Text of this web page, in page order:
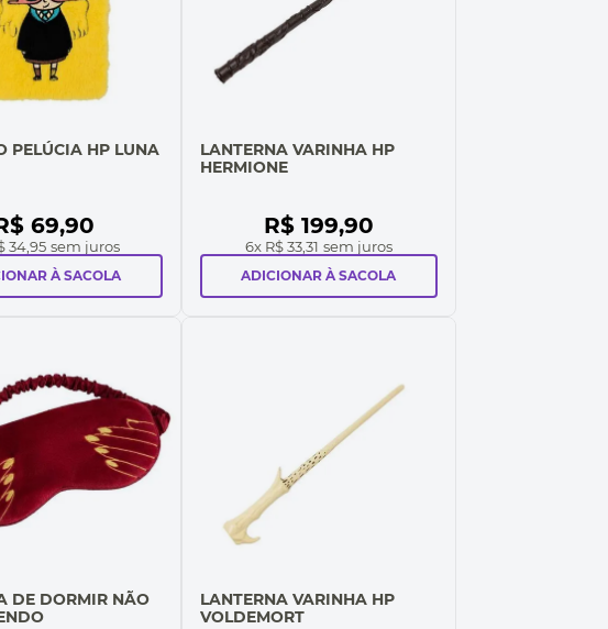
PELÚCIA HP LUNA
69,90
34,95 sem juros
À SACOLA
LANTERNA VARINHA HP
HERMIONE
R$ 199,90
6x R$ 33,31 sem juros
ADICIONAR À SACOLA
DE DORMIR NÃO
LANTERNA VARINHA HP
VOLDEMORT